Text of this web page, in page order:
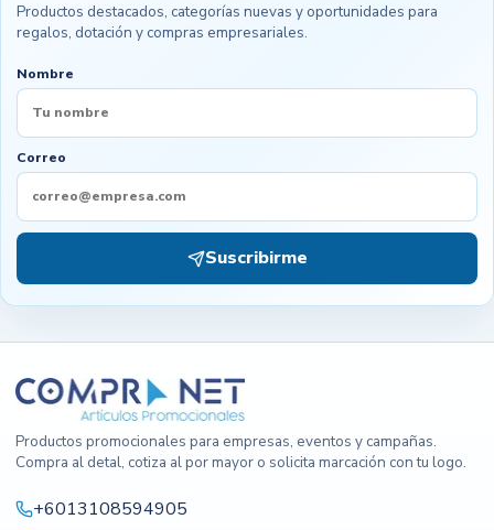
Productos destacados, categorías nuevas y oportunidades para
regalos, dotación y compras empresariales.
Nombre
Correo
Suscribirme
Productos promocionales para empresas, eventos y campañas.
Compra al detal, cotiza al por mayor o solicita marcación con tu logo.
+6013108594905